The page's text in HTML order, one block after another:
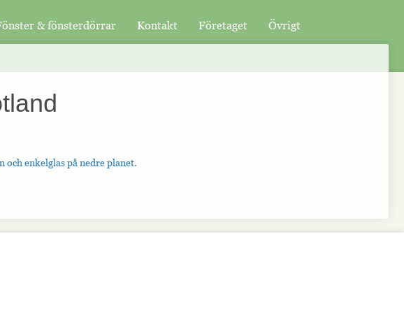
& fönsterdörrar Kontakt Företaget Övrigt
enkelglas på nedre planet.